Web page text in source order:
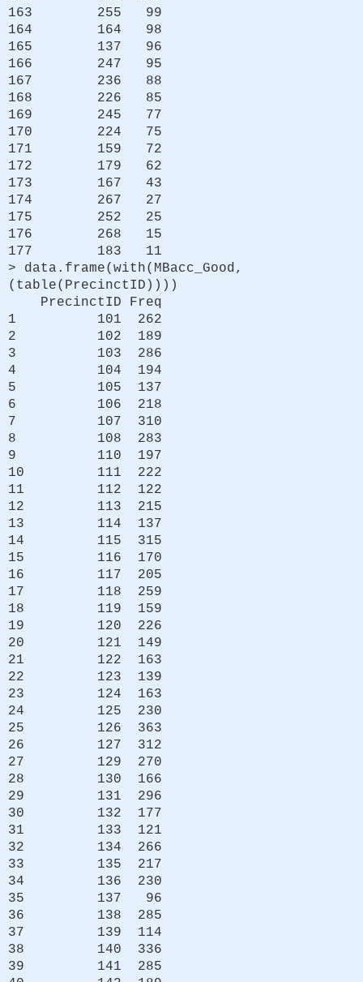
163 255 99
164 164 98
165 137 96
166 247 95
167 236 88
168 226 85
169 245 77
170 224 75
171 159 72
172 179 62
173 167 43
174 267 27
175 252 25
176 268 15
177 183 11
> data.frame(with(MBacc_Good,
(table(PrecinctID))))
PrecinctID Freq
1 101 262
2 102 189
3 103 286
4 104 194
5 105 137
6 106 218
7 107 310
8 108 283
9 110 197
10 111 222
11 112 122
12 113 215
13 114 137
14 115 315
15 116 170
16 117 205
17 118 259
18 119 159
19 120 226
20 121 149
21 122 163
22 123 139
23 124 163
24 125 230
25 126 363
26 127 312
27 129 270
28 130 166
29 131 296
30 132 177
31 133 121
32 134 266
33 135 217
34 136 230
35 137 96
36 138 285
37 139 114
38 140 336
39 141 285